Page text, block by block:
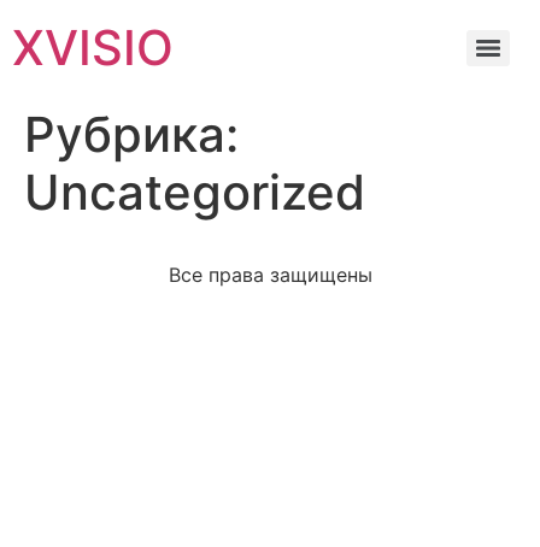
XVISIO
Рубрика:
Uncategorized
Все права защищены